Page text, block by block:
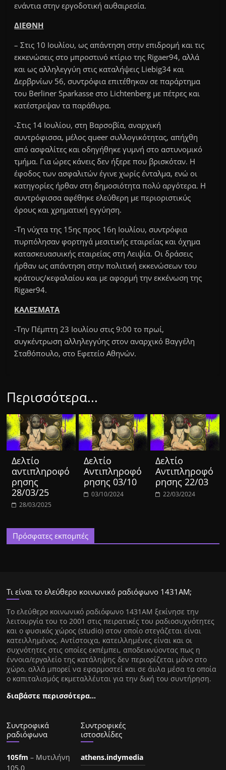
ενάντια στην εργοδοτική αυθαιρεσία.
ΔΙΕΘΝΗ
– Στις 10 Ιουλίου, ως απάντηση στην επιδρομή και τις
εκκενώσεις στο μπροστινό κτίριο της Rigaer94, αλλά
και ως αλληλεγγύη στις καταλήψεις Liebig34 και
Δερβρνίων 56, συντρόφια επιτέθηκαν σε παράρτημα
του Berliner Sparkasse στο Lichtenberg με πέτρες και
κατέστρεψαν τα παράθυρα.
-Στις 14 Ιουλίου, στη Βαρσοβία, αναρχική
συντρόφισσα, μέλος queer συλλογικότητας, απήχθη
από ασφαλίτες και οδηγήθηκε γυμνή στο αστυνομικό
τμήμα. Για ώρες κάνεις δεν ήξερε που βρισκόταν. Η
έφοδος των ασφαλιτών έγινε χωρίς ένταλμα, ενώ οι
κατηγορίες ήρθαν στη δημοσιότητα πολύ αργότερα. Η
συντρόφισσα αφέθηκε ελεύθερη με περιοριστικύς
όρους και χρηματική εγγύηση.
-Τη νύχτα της 15ης προς 16η Ιουλίου, συντρόφια
πυρπόλησαν φορτηγά μεσιτικής εταιρείας και όχημα
κατασκευασυικής εταιρείας στη Λειψία. Οι δράσεις
ήρθαν ως απάντηση στην πολιτική εκκενώσεων του
κράτους/κεφαλαίου και με αφορμή την εκκένωση της
Rigaer94.
ΚΑΛΕΣΜΑΤΑ
-Την Πέμπτη 23 Ιουλίου στις 9:00 το πρωί,
συγκέντρωση αλληλεγγύης στον αναρχικό Βαγγέλη
Σταθόπουλο, στο Εφετείο Αθηνών.
Περισσότερα...
Δελτίο
αντιπληροφό
ρησης
28/03/25
28/03/2025
Δελτίο
Αντιπληροφό
ρησης 03/10
03/10/2024
Δελτίο
Αντιπληροφό
ρησης 22/03
22/03/2024
Πρόσφατες εκπομπές
Τι είναι το ελεύθερο κοινωνικό ραδιόφωνο 1431ΑΜ;
Tο ελεύθερο κοινωνικό ραδιόφωνο 1431AM ξεκίνησε την
λειτουργία του το 2001 στις πειρατικές του ραδιοσυχνότητες
και ο φυσικός χώρος (studio) στον οποίο στεγάζεται είναι
κατειλλημένος. Αντίστοιχα, κατειλλημένες είναι και οι
συχνότητες στις οποίες εκπέμπει, αποδεικνύοντας πως η
έννοια/εργαλείο της κατάληψης δεν περιορίζεται μόνο στο
χώρο, αλλά μπορεί να εφαρμοστεί και σε άυλα μέσα τα οποία
ο καπιταλισμός εκμεταλλέυται για την δική του συντήρηση.
διαβάστε περισσότερα…
Συντροφικά
ραδιόφωνα
105fm – Μυτιλήνη
105.0
Συντροφικές
ιστοσελίδες
athens.indymedia